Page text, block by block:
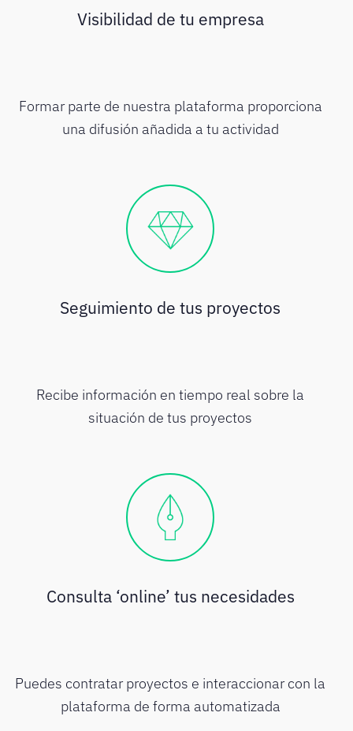
Visibilidad de tu empresa
Formar parte de nuestra plataforma proporciona
una difusión añadida a tu actividad
Seguimiento de tus proyectos
Recibe información en tiempo real sobre la
situación de tus proyectos
Consulta ‘online’ tus necesidades
Puedes contratar proyectos e interaccionar con la
plataforma de forma automatizada